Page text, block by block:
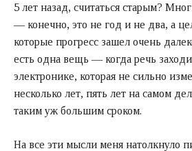
5 лет назад, считаться старым?
— конечно, это не год и не два, а
которые прогресс зашел очень
есть одна вещь — когда речь
электронике, которая не сильно
несколько лет, пять лет на самом
таким уж большим сроком.
На все эти мысли меня натолкнуло